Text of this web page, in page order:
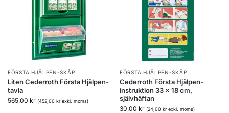
FÖRSTA HJÄLPEN-SKÅP
Liten Cederroth Första Hjälpen-
tavla
565,00 kr (452,00 krexkl. moms)
FÖRSTA HJÄLPEN-SKÅP
Cederroth Första Hjälpen-
instruktion 33 x 18 cm,
självhäftan
30,00 kr (24,00 krexkl. moms)